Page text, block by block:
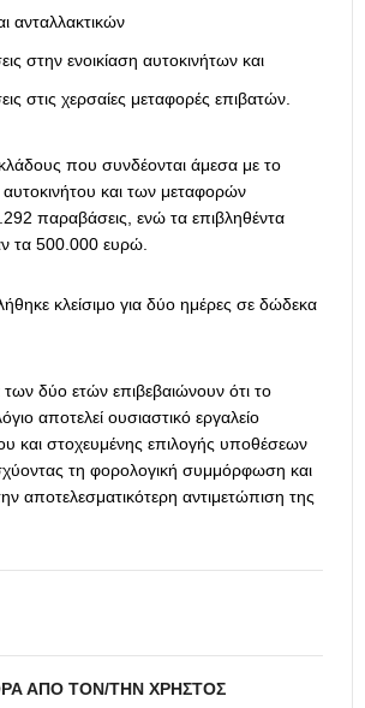
ανταλλακτικών
στην ενοικίαση αυτοκινήτων και
στις χερσαίες μεταφορές επιβατών.
που συνδέονται άμεσα με το
και των μεταφορών
παραβάσεις, ενώ τα επιβληθέντα
τα 500.000 ευρώ.
κλείσιμο για δύο ημέρες σε δώδεκα
δύο ετών επιβεβαιώνουν ότι το
αποτελεί ουσιαστικό εργαλείο
και στοχευμένης επιλογής υποθέσεων
τη φορολογική συμμόρφωση και
αποτελεσματικότερη αντιμετώπιση της
ΑΠΌ ΤΟΝ/ΤΗΝ ΧΡΉΣΤΟΣ